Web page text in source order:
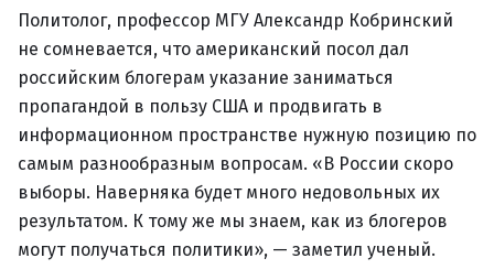
Политолог, профессор МГУ Александр Кобринский
не сомневается, что американский посол дал
российским блогерам указание заниматься
пропагандой в пользу США и продвигать в
информационном пространстве нужную позицию по
самым разнообразным вопросам. «В России скоро
выборы. Наверняка будет много недовольных их
результатом. К тому же мы знаем, как из блогеров
могут получаться политики», — заметил ученый.